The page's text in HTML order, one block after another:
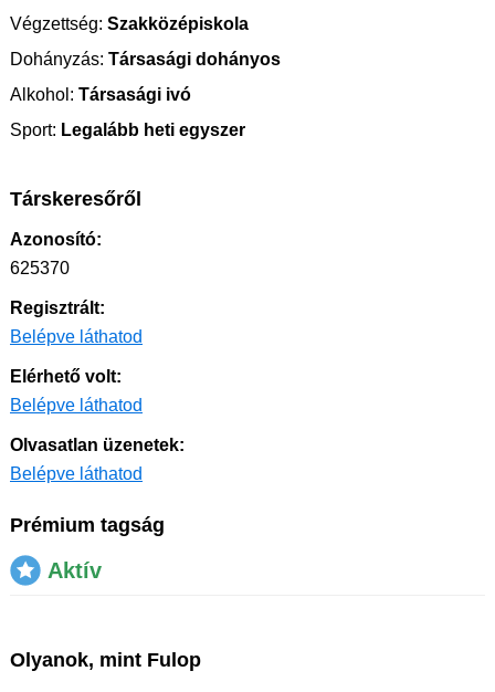
Végzettség: Szakközépiskola
Dohányzás: Társasági dohányos
Alkohol: Társasági ivó
Sport: Legalább heti egyszer
Társkeresőről
Azonosító:
625370
Regisztrált:
Belépve láthatod
Elérhető volt:
Belépve láthatod
Olvasatlan üzenetek:
Belépve láthatod
Prémium tagság
Aktív
Olyanok, mint Fulop